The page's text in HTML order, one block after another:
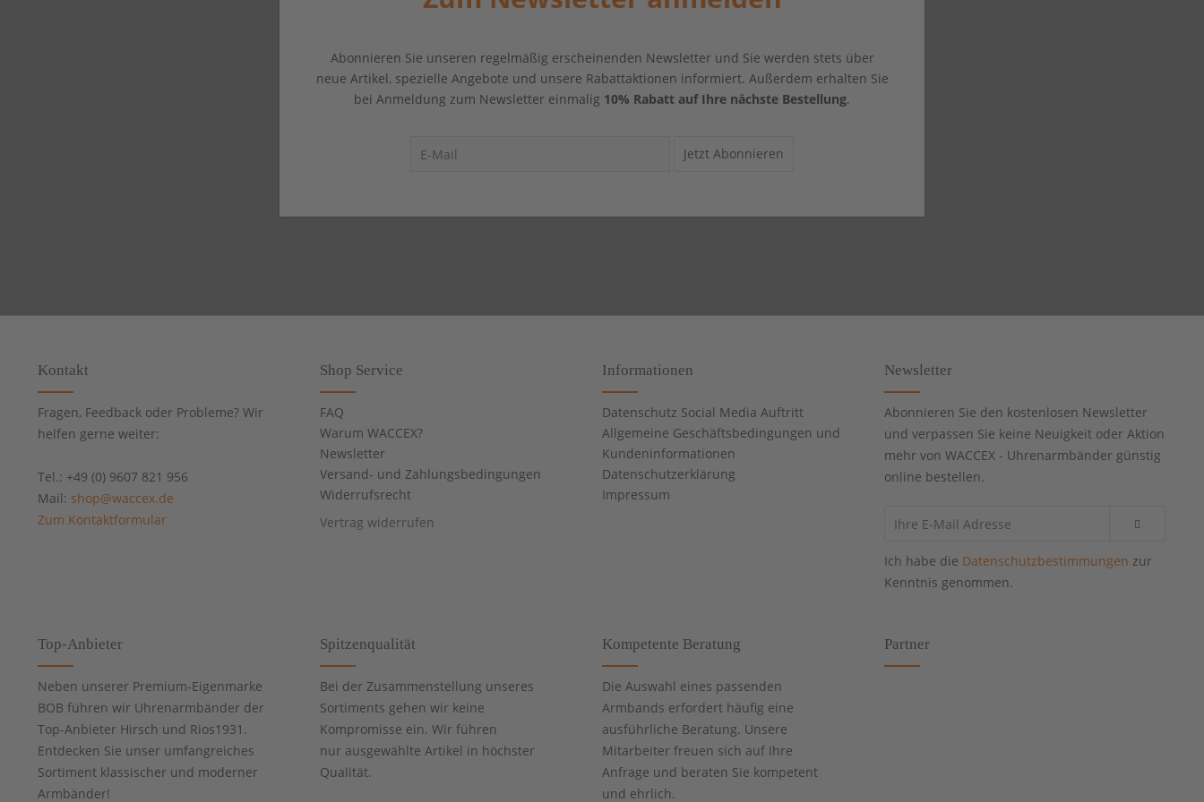
Abonnieren Sie unseren regelmäßig erscheinenden Newsletter und Sie werden stets über
neue Artikel, spezielle Angebote und unsere Rabattaktionen informiert. Außerdem erhalten Sie
bei Anmeldung zum Newsletter einmalig 10% Rabatt auf Ihre nächste Bestellung.
Jetzt Abonnieren
Kontakt
Fragen, Feedback oder Probleme? Wir
helfen gerne weiter:
Tel.: +49 (0) 9607 821 956
Mail: shop@waccex.de
Zum Kontaktformular
Shop Service
FAQ
Warum WACCEX?
Newsletter
Versand- und Zahlungsbedingungen
Widerrufsrecht
Vertrag widerrufen
Informationen
Datenschutz Social Media Auftritt
Allgemeine Geschäftsbedingungen und
Kundeninformationen
Datenschutzerklärung
Impressum
Newsletter
Abonnieren Sie den kostenlosen Newsletter
und verpassen Sie keine Neuigkeit oder Aktion
mehr von WACCEX - Uhrenarmbänder günstig
online bestellen.
Ich habe die Datenschutzbestimmungen zur
Kenntnis genommen.
Top-Anbieter
Neben unserer Premium-Eigenmarke
BOB führen wir Uhrenarmbänder der
Top-Anbieter Hirsch und Rios1931.
Entdecken Sie unser umfangreiches
Sortiment klassischer und moderner
Armbänder!
Spitzenqualität
Bei der Zusammenstellung unseres
Sortiments gehen wir keine
Kompromisse ein. Wir führen
nur ausgewählte Artikel in höchster
Qualität.
Kompetente Beratung
Die Auswahl eines passenden
Armbands erfordert häufig eine
ausführliche Beratung. Unsere
Mitarbeiter freuen sich auf Ihre
Anfrage und beraten Sie kompetent
und ehrlich.
Partner